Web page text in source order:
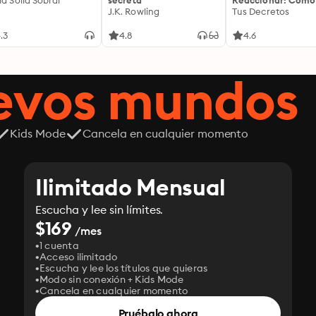
J.K. Rowling
4.8
Controlar Tus
liberarte de la
serena que
cada decisión
Tus Decretos
4.6
mundos
Kids Mode Cancela en cualquier momento
Ilimitado Mensual
Escucha y lee sin límites.
$169 /mes
1 cuenta
Acceso ilimitado
Escucha y lee los títulos que quieras
Modo sin conexión + Kids Mode
Cancela en cualquier momento
Pruébalo ahora